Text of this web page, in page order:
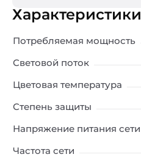
Характеристики
Потребляемая мощность
Световой поток
Цветовая температура
Степень защиты
Напряжение питания сети
Частота сети